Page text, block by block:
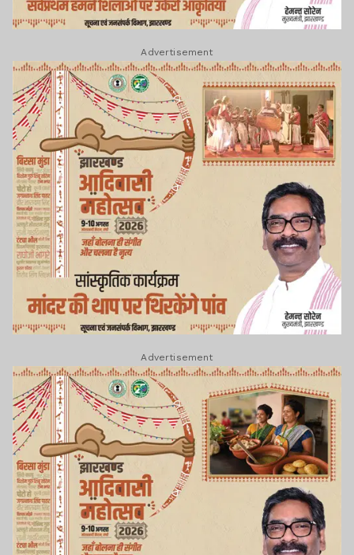
Advertisement
Advertisement